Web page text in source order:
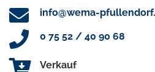
info@wema-
0 75 52 / 40 90 68
Verkauf